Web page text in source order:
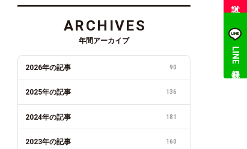
ARCHIVES
年間アーカイブ
2026年の記事 90
2025年の記事 136
2024年の記事 181
2023年の記事 160
LINE登録